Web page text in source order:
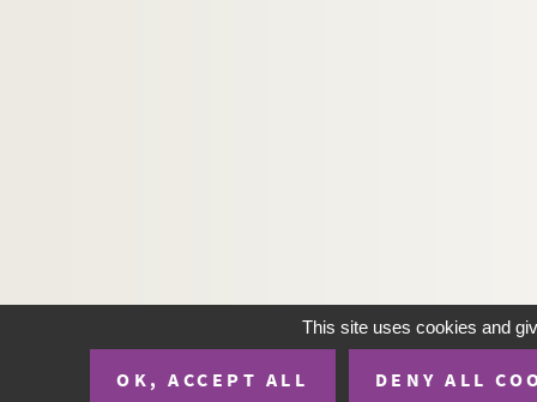
This site uses cookies and
OK, ACCEPT ALL DENY ALL